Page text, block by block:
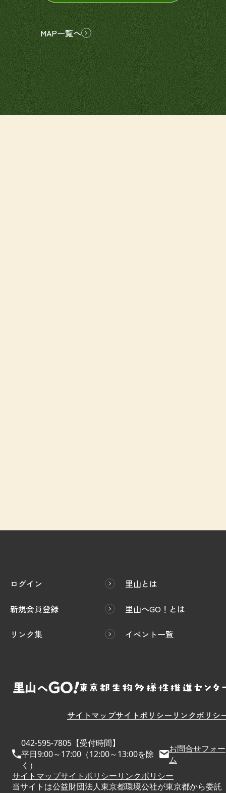
MAP一覧へ
ログイン
新規会員登録
リンク集
里山とは
里山へGO！とは
イベント一覧
サイトマップサイトポリシー リンクポリシ
042-595-7805【受付時間】
平日9:00～17:00（12:00～13:00を除
く）
お問合せフォー
ム
サイトマップサイトポリシーリンクポリシー
当サイトは公益財団法人東京都環境公社が東京都から委託